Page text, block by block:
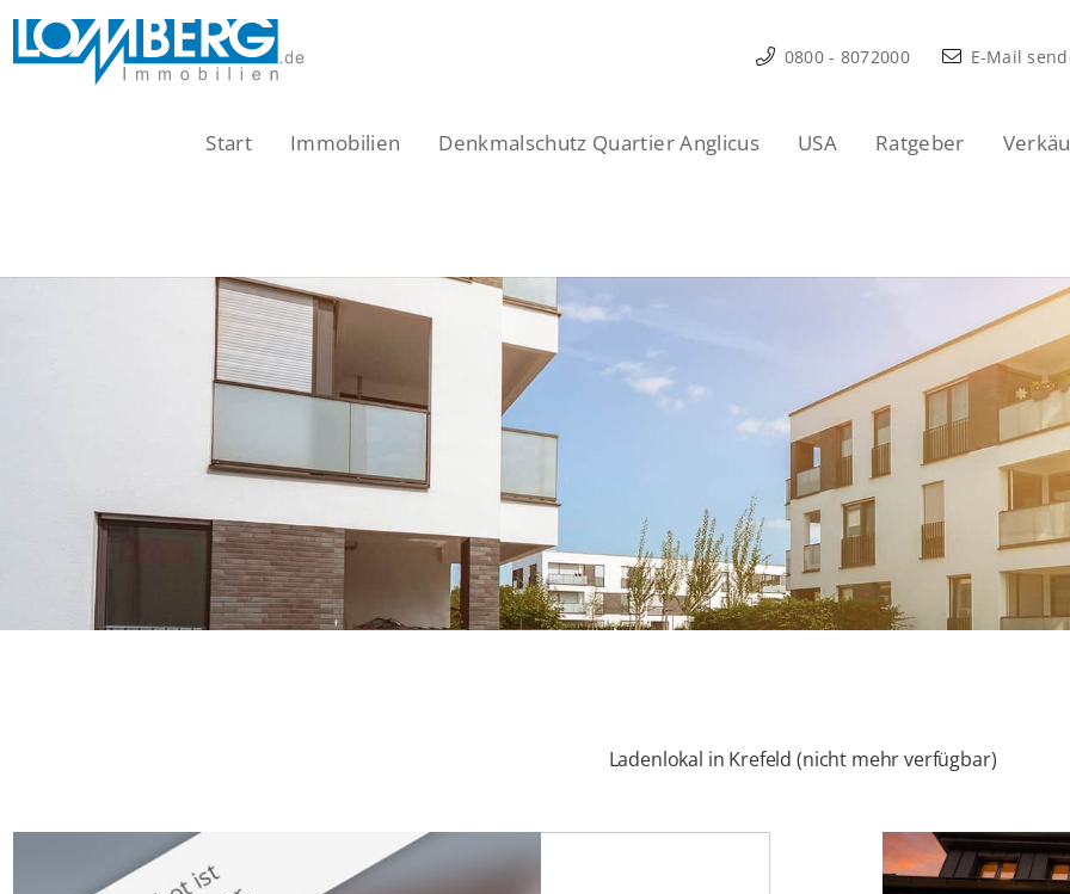
Zum
Inhalt
0800 - 8072000 E-Mail
Start Immobilien Denkmalschutz Quartier Anglicus USA Ratgeber
Ladenlokal in Krefeld (nicht mehr verfügbar)